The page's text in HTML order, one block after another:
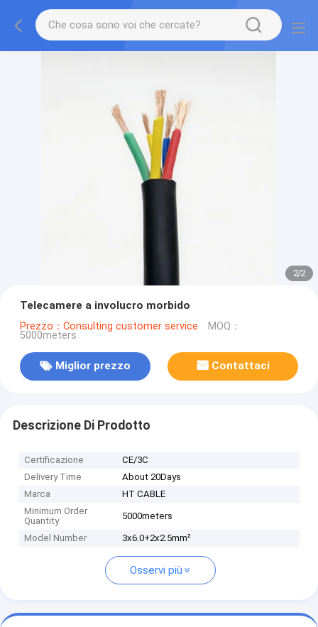
2/2
Telecamere a involucro morbido
Prezzo：Consulting customer service MOQ：
5000meters
Miglior prezzo Contattaci
Descrizione Di Prodotto
Certificazione
CE/3C
Delivery Time
About 20Days
Marca
HT CABLE
Minimum Order
Quantity
5000meters
Model Number 3x6.0+2x2.5mm²
Osservi più